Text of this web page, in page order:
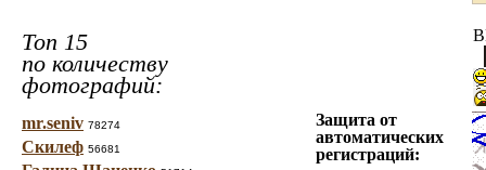
Топ 15
по количеству
фотографий:
mr.seniv 78274
Скилеф 56681
Защита от
автоматических
регистраций: